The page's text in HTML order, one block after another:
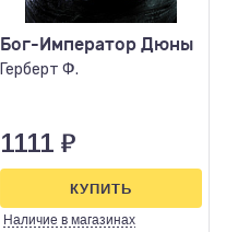
Бог-Император Дюны
Герберт Ф.
1111 ₽
Наличие в магазинах
КУПИТЬ